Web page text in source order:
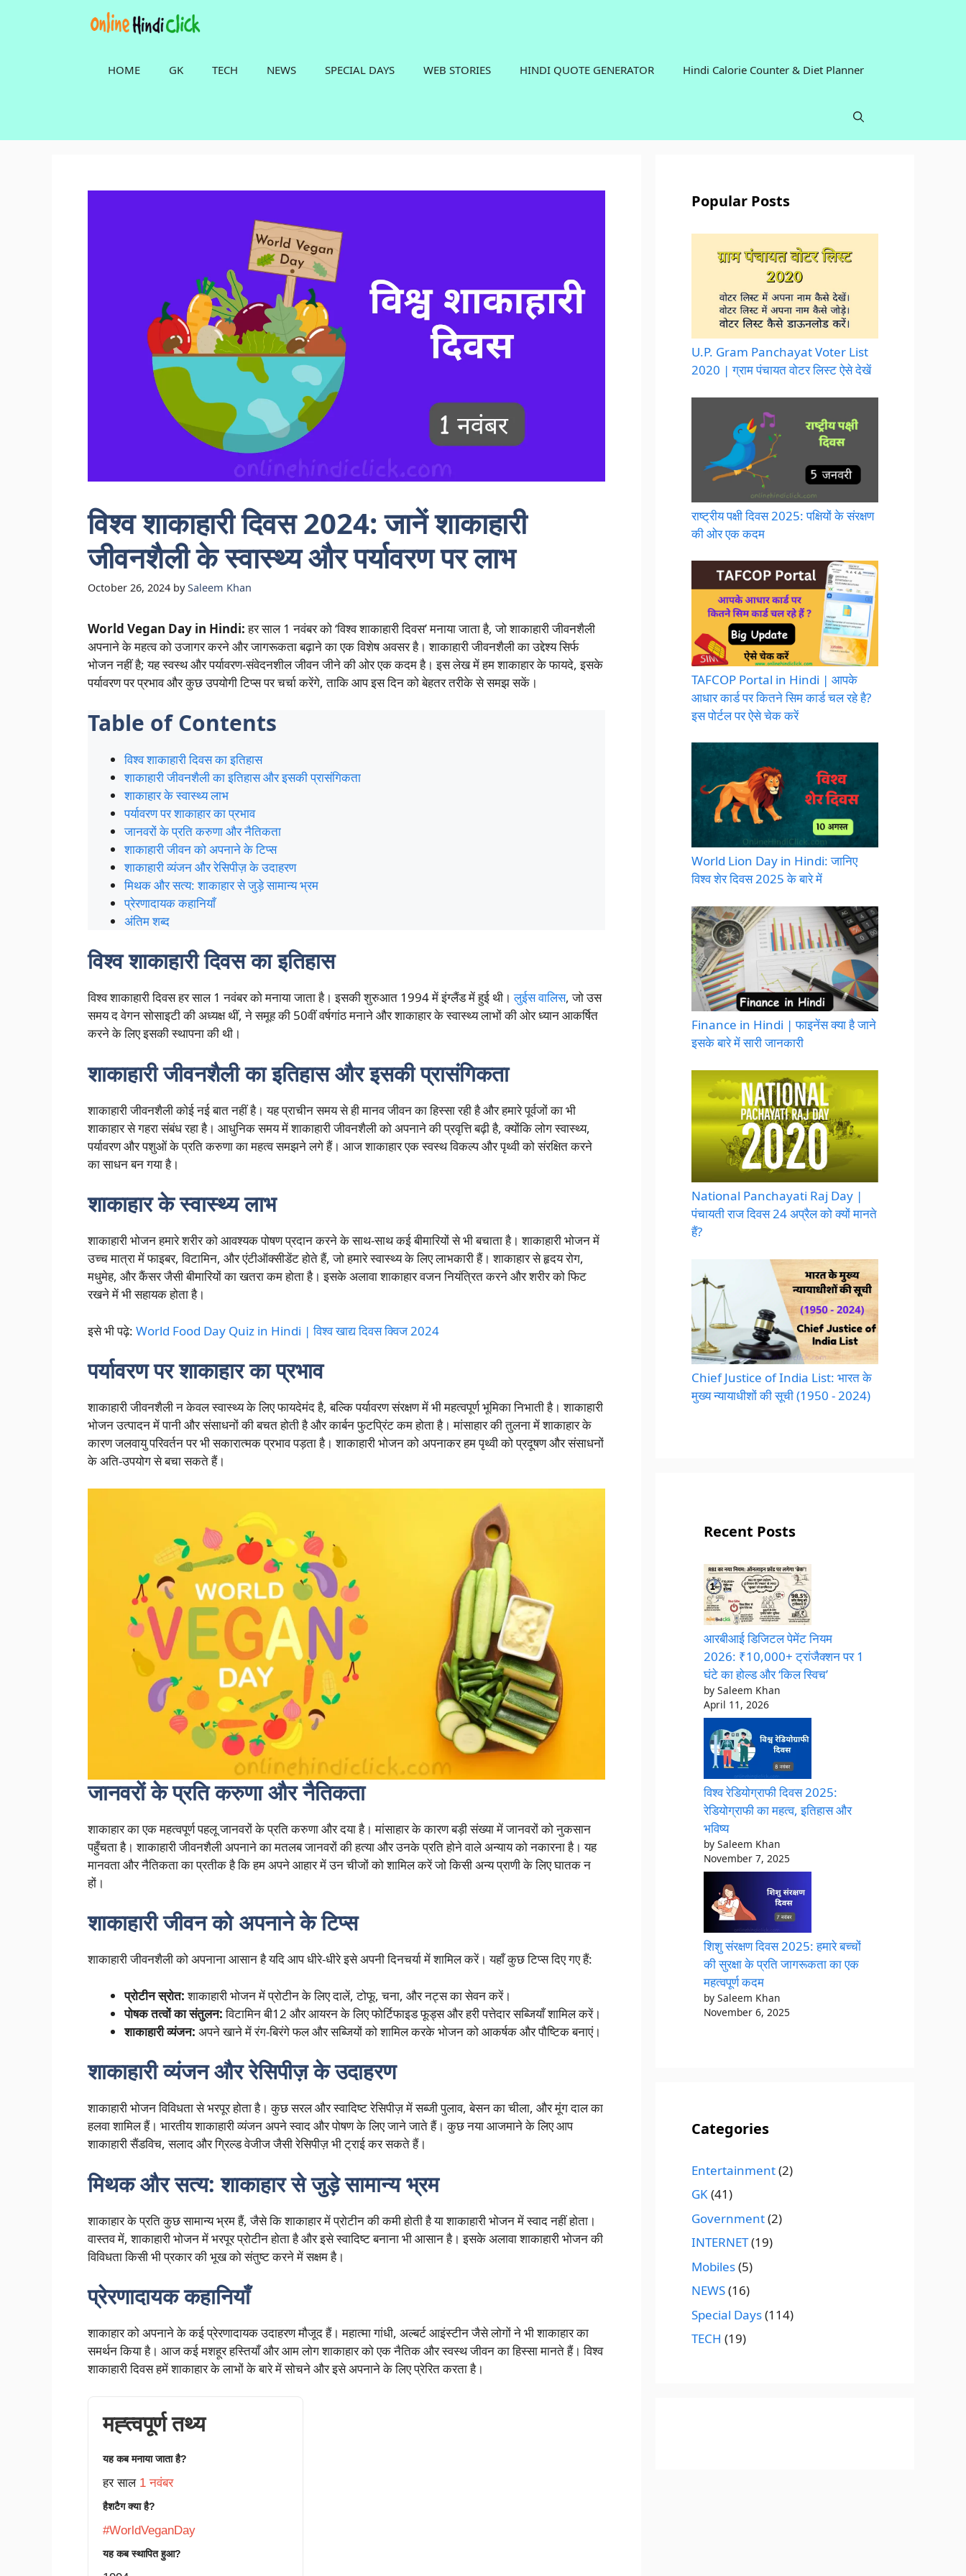
HOME GK TECH NEWS SPECIAL DAYS WEB STORIES HINDI QUOTE GENERATOR Hindi Calorie Counter & Diet Planner
विश्व शाकाहारी दिवस 2024: जानें शाकाहारी
जीवनशैली के स्वास्थ्य और पर्यावरण पर लाभ
October 26, 2024 bySaleem Khan
World Vegan Day in Hindi:हर साल 1 नवंबर को ‘विश्व शाकाहारी दिवस’ मनाया जाता है, जो शाकाहारी जीवनशैली
अपनाने के महत्व को उजागर करने और जागरूकता बढ़ाने का एक विशेष अवसर है। शाकाहारी जीवनशैली का उद्देश्य सिर्फ
भोजन नहीं है; यह स्वस्थ और पर्यावरण-संवेदनशील जीवन जीने की ओर एक कदम है। इस लेख में हम शाकाहार के फायदे, इसके
पर्यावरण पर प्रभाव और कुछ उपयोगी टिप्स पर चर्चा करेंगे, ताकि आप इस दिन को बेहतर तरीके से समझ सकें।
Table of Contents
विश्व शाकाहारी दिवस का इतिहास
शाकाहारी जीवनशैली का इतिहास और इसकी प्रासंगिकता
शाकाहार के स्वास्थ्य लाभ
पर्यावरण पर शाकाहार का प्रभाव
जानवरों के प्रति करुणा और नैतिकता
शाकाहारी जीवन को अपनाने के टिप्स
शाकाहारी व्यंजन और रेसिपीज़ के उदाहरण
मिथक और सत्य: शाकाहार से जुड़े सामान्य भ्रम
प्रेरणादायक कहानियाँ
अंतिम शब्द
विश्व शाकाहारी दिवस का इतिहास
विश्व शाकाहारी दिवस हर साल 1 नवंबर को मनाया जाता है। इसकी शुरुआत 1994 में इंग्लैंड में हुई थी।लुईस वालिस, जो उस
समय द वेगन सोसाइटी की अध्यक्ष थीं, ने समूह की 50वीं वर्षगांठ मनाने और शाकाहार के स्वास्थ्य लाभों की ओर ध्यान आकर्षित
करने के लिए इसकी स्थापना की थी।
शाकाहारी जीवनशैली का इतिहास और इसकी प्रासंगिकता
शाकाहारी जीवनशैली कोई नई बात नहीं है। यह प्राचीन समय से ही मानव जीवन का हिस्सा रही है और हमारे पूर्वजों का भी
शाकाहार से गहरा संबंध रहा है। आधुनिक समय में शाकाहारी जीवनशैली को अपनाने की प्रवृत्ति बढ़ी है, क्योंकि लोग स्वास्थ्य,
पर्यावरण और पशुओं के प्रति करुणा का महत्व समझने लगे हैं। आज शाकाहार एक स्वस्थ विकल्प और पृथ्वी को संरक्षित करने
का साधन बन गया है।
शाकाहार के स्वास्थ्य लाभ
शाकाहारी भोजन हमारे शरीर को आवश्यक पोषण प्रदान करने के साथ-साथ कई बीमारियों से भी बचाता है। शाकाहारी भोजन में
उच्च मात्रा में फाइबर, विटामिन, और एंटीऑक्सीडेंट होते हैं, जो हमारे स्वास्थ्य के लिए लाभकारी हैं। शाकाहार से हृदय रोग,
मधुमेह, और कैंसर जैसी बीमारियों का खतरा कम होता है। इसके अलावा शाकाहार वजन नियंत्रित करने और शरीर को फिट
रखने में भी सहायक होता है।
इसे भी पढ़े: World Food Day Quiz in Hindi | विश्व खाद्य दिवस क्विज 2024
पर्यावरण पर शाकाहार का प्रभाव
शाकाहारी जीवनशैली न केवल स्वास्थ्य के लिए फायदेमंद है, बल्कि पर्यावरण संरक्षण में भी महत्वपूर्ण भूमिका निभाती है। शाकाहारी
भोजन उत्पादन में पानी और संसाधनों की बचत होती है और कार्बन फुटप्रिंट कम होता है। मांसाहार की तुलना में शाकाहार के
कारण जलवायु परिवर्तन पर भी सकारात्मक प्रभाव पड़ता है। शाकाहारी भोजन को अपनाकर हम पृथ्वी को प्रदूषण और संसाधनों
के अति-उपयोग से बचा सकते हैं।
जानवरों के प्रति करुणा और नैतिकता
शाकाहार का एक महत्वपूर्ण पहलू जानवरों के प्रति करुणा और दया है। मांसाहार के कारण बड़ी संख्या में जानवरों को नुकसान
पहुँचता है। शाकाहारी जीवनशैली अपनाने का मतलब जानवरों की हत्या और उनके प्रति होने वाले अन्याय को नकारना है। यह
मानवता और नैतिकता का प्रतीक है कि हम अपने आहार में उन चीजों को शामिल करें जो किसी अन्य प्राणी के लिए घातक न
हों।
शाकाहारी जीवन को अपनाने के टिप्स
शाकाहारी जीवनशैली को अपनाना आसान है यदि आप धीरे-धीरे इसे अपनी दिनचर्या में शामिल करें। यहाँ कुछ टिप्स दिए गए हैं:
प्रोटीन स्रोत:शाकाहारी भोजन में प्रोटीन के लिए दालें, टोफू, चना, और नट्स का सेवन करें।
पोषक तत्वों का संतुलन:विटामिन बी12 और आयरन के लिए फोर्टिफाइड फूड्स और हरी पत्तेदार सब्जियाँ शामिल करें।
शाकाहारी व्यंजन: अपने खाने में रंग-बिरंगे फल और सब्जियों को शामिल करके भोजन को आकर्षक और पौष्टिक बनाएं।
शाकाहारी व्यंजन और रेसिपीज़ के उदाहरण
शाकाहारी भोजन विविधता से भरपूर होता है। कुछ सरल और स्वादिष्ट रेसिपीज़ में सब्जी पुलाव, बेसन का चीला, और मूंग दाल का
हलवा शामिल हैं। भारतीय शाकाहारी व्यंजन अपने स्वाद और पोषण के लिए जाने जाते हैं। कुछ नया आजमाने के लिए आप
शाकाहारी सैंडविच, सलाद और ग्रिल्ड वेजीज जैसी रेसिपीज़ भी ट्राई कर सकते हैं।
मिथक और सत्य: शाकाहार से जुड़े सामान्य भ्रम
शाकाहार के प्रति कुछ सामान्य भ्रम हैं, जैसे कि शाकाहार में प्रोटीन की कमी होती है या शाकाहारी भोजन में स्वाद नहीं होता।
वास्तव में, शाकाहारी भोजन में भरपूर प्रोटीन होता है और इसे स्वादिष्ट बनाना भी आसान है। इसके अलावा शाकाहारी भोजन की
विविधता किसी भी प्रकार की भूख को संतुष्ट करने में सक्षम है।
प्रेरणादायक कहानियाँ
शाकाहार को अपनाने के कई प्रेरणादायक उदाहरण मौजूद हैं। महात्मा गांधी, अल्बर्ट आइंस्टीन जैसे लोगों ने भी शाकाहार का
समर्थन किया है। आज कई मशहूर हस्तियाँ और आम लोग शाकाहार को एक नैतिक और स्वस्थ जीवन का हिस्सा मानते हैं। विश्व
शाकाहारी दिवस हमें शाकाहार के लाभों के बारे में सोचने और इसे अपनाने के लिए प्रेरित करता है।
मह्त्वपूर्ण तथ्य
यह कब मनाया जाता है?
हर साल 1 नवंबर
हैशटैग क्या है?
#WorldVeganDay
यह कब स्थापित हुआ?
Popular Posts
U.P. Gram Panchayat Voter List
2020 | ग्राम पंचायत वोटर लिस्ट ऐसे देखें
राष्ट्रीय पक्षी दिवस 2025: पक्षियों के संरक्षण
की ओर एक कदम
TAFCOP Portal in Hindi | आपके
आधार कार्ड पर कितने सिम कार्ड चल रहे है?
इस पोर्टल पर ऐसे चेक करें
World Lion Day in Hindi: जानिए
विश्व शेर दिवस 2025 के बारे में
Finance in Hindi | फाइनेंस क्या है जाने
इसके बारे में सारी जानकारी
National Panchayati Raj Day |
पंचायती राज दिवस 24 अप्रैल को क्यों मानते
हैं?
Chief Justice of India List: भारत के
मुख्य न्यायाधीशों की सूची (1950 - 2024)
Recent Posts
आरबीआई डिजिटल पेमेंट नियम
2026: ₹10,000+ ट्रांजैक्शन पर 1
घंटे का होल्ड और ‘किल स्विच’
by Saleem Khan
April 11, 2026
विश्व रेडियोग्राफी दिवस 2025:
रेडियोग्राफी का महत्व, इतिहास और
भविष्य
by Saleem Khan
November 7, 2025
शिशु संरक्षण दिवस 2025: हमारे बच्चों
की सुरक्षा के प्रति जागरूकता का एक
महत्वपूर्ण कदम
by Saleem Khan
November 6, 2025
Categories
Entertainment(2)
GK(41)
Government(2)
INTERNET(19)
Mobiles(5)
NEWS(16)
Special Days(114)
TECH (19)